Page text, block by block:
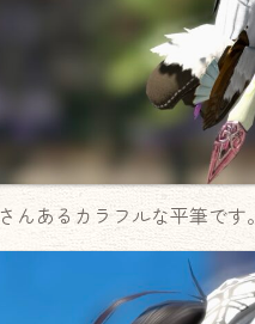
んあるカラフルな平筆です。